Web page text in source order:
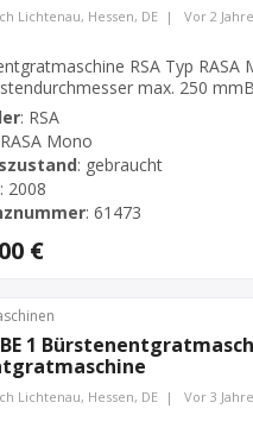
Lichtenau, Hessen, DE | Vor 2
RSA Typ
max. 250
1500 / 3000 U/
Unterbau mit 4
...
: RSA
RASA Mono
: gebraucht
: 2008
: 61473
€
BE 1
Lichtenau, Hessen, DE | Vor 3